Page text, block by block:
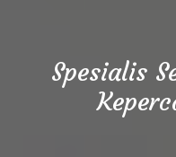
Spesialis